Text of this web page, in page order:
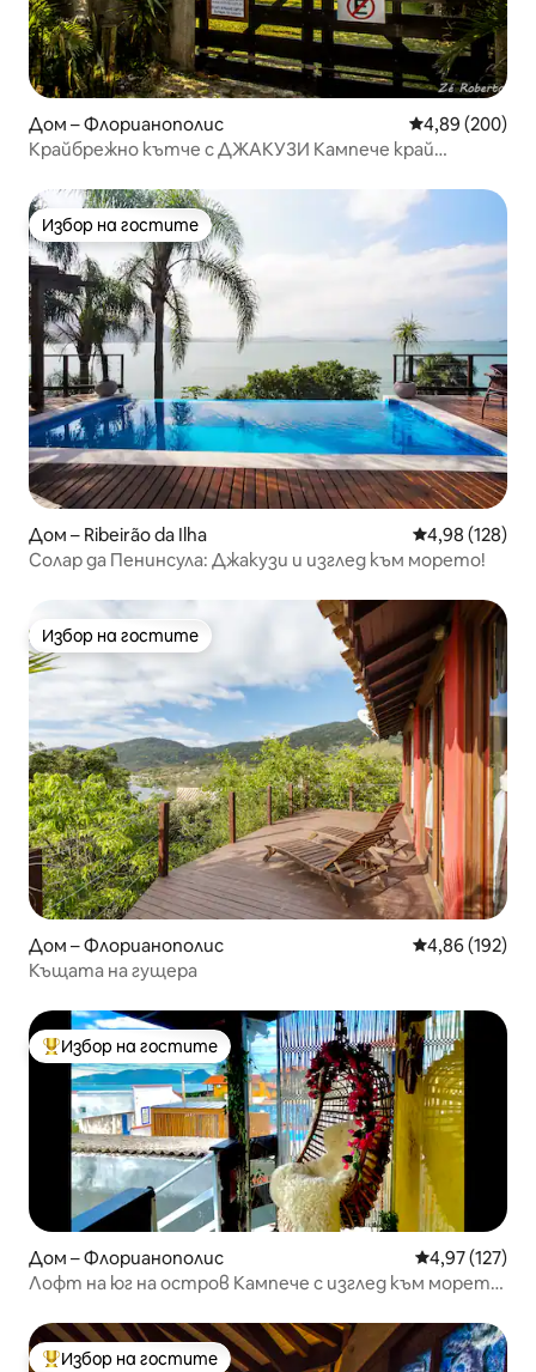
Дом – Флорианополис Средна
4,89 (200)
Крайбрежно кътче с ДЖАКУЗИ Кампече край
Избор на гостите
Избор на гостите
Дом – Ribeirão da Ilha Средна
4,98 (128)
Солар да Пенинсула: Джакузи и изглед към морето!
Избор на гостите
Избор на гостите
Дом – Флорианополис Средна
4,86 (192)
Къщата на гущера
Най-популярен избор на гостите
Избор на гостите
Дом – Флорианополис Средна
4,97 (127)
Лофт на юг на остров Кампече с изглед към морето,
Избор на гостите